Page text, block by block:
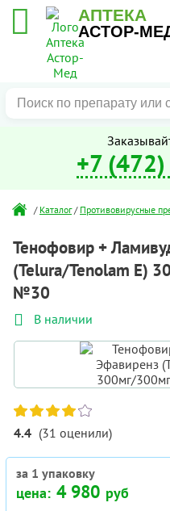
АПТЕКА
АСТОР-
+7
/ Каталог / Противовирусные
Тенофовир +
(Telura/Tenolam E)
№30
В наличии
4.4 (31 оценили)
за 1 упаковку
цена: 4 980 руб